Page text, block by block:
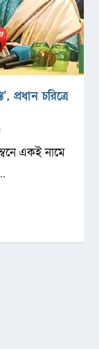
প্রধান চরিত্রে
একই নামে